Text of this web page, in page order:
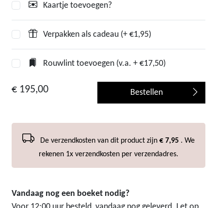
Kaartje toevoegen?
Verpakken als cadeau (+ €1,95)
Rouwlint toevoegen (v.a. + €17,50)
€ 195,00 Bestellen
De verzendkosten van dit product zijn € 7,95 . We
rekenen 1x verzendkosten per verzendadres.
Vandaag nog een boeket nodig?